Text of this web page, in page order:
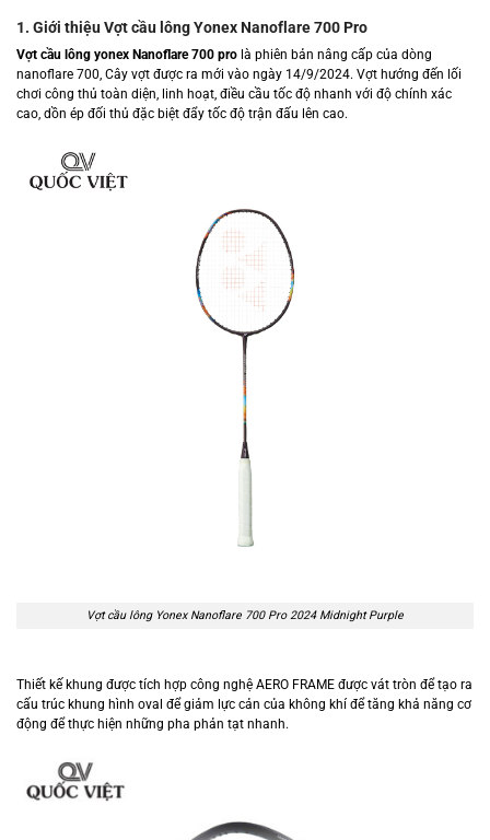
1. Giới thiệu Vợt cầu lông Yonex Nanoflare 700 Pro
Vợt cầu lông yonex Nanoflare 700 pro là phiên bản nâng cấp của dòng
nanoflare 700, Cây vợt được ra mới vào ngày 14/9/2024. Vợt hướng đến lối
chơi công thủ toàn diện, linh hoạt, điều cầu tốc độ nhanh với độ chính xác
cao, dồn ép đối thủ đặc biệt đẩy tốc độ trận đấu lên cao.
Vợt cầu lông Yonex Nanoflare 700 Pro 2024 Midnight Purple
Thiết kế khung được tích hợp công nghệ AERO FRAME được vát tròn để tạo ra
cấu trúc khung hình oval để giảm lực cản của không khí để tăng khả năng cơ
động để thực hiện những pha phản tạt nhanh.